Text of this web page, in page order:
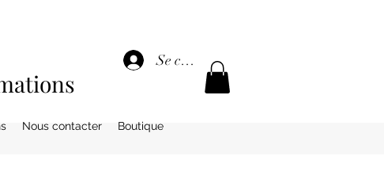
Se connecter
Nous contacter Boutique